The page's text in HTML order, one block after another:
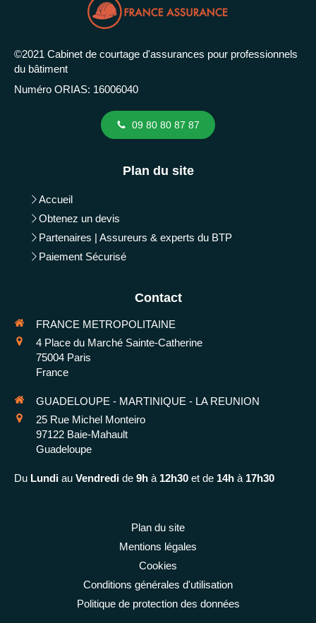
©2021 Cabinet de courtage d'assurances pour professionnels
du bâtiment
Numéro ORIAS: 16006040
09 80 80 87 87
Plan du site
Accueil
Obtenez un devis
Partenaires | Assureurs & experts du BTP
Paiement Sécurisé
Contact
FRANCE METROPOLITAINE
4 Place du Marché Sainte-Catherine
75004 Paris
France
GUADELOUPE - MARTINIQUE - LA REUNION
25 Rue Michel Monteiro
97122 Baie-Mahault
Guadeloupe
Du Lundi au Vendredi de 9h à 12h30 et de 14h à 17h30
Plan du site
Mentions légales
Cookies
Conditions générales d'utilisation
Politique de protection des données